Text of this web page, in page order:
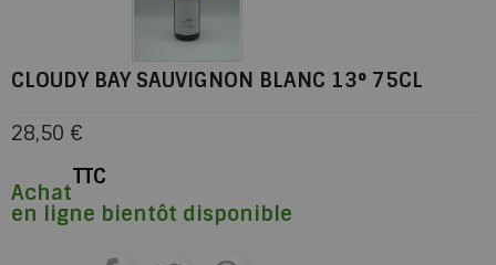
CLOUDY BAY SAUVIGNON BLANC 13° 75CL
28,50 €
TTC
Achat
en ligne bientôt disponible